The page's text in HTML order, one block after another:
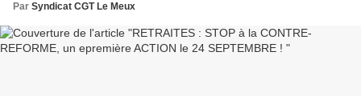
Par Syndicat CGT Le Meux